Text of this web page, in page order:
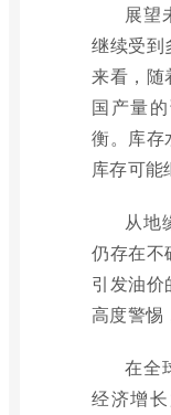
展望
继续受到
来看，随
国产量
衡。库存
库存可能
从地
仍存在不
引发油
高度警惕
在全
经济增